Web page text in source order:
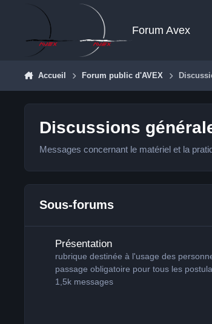
Aller au contenu
Forum Avex
Accueil Forum public d'AVEX
Discussions
Messages concernant le matériel et la
Sous-forums
Présentation
rubrique destinée à l'usage des
passage obligatoire pour tous les
1,5k messages